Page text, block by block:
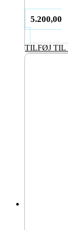
5.200,00
TILFØJ TIL